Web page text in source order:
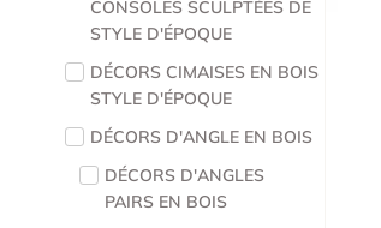
CONSOLES SCULPTÉES DE
STYLE D'ÉPOQUE
DÉCORS CIMAISES EN BOIS
STYLE D'ÉPOQUE
DÉCORS D'ANGLE EN BOIS
DÉCORS D'ANGLES
PAIRS EN BOIS